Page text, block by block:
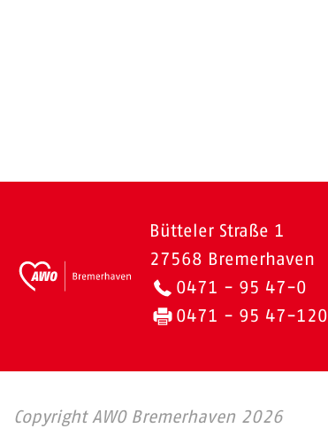
Bütteler Straße 1
27568 Bremerhaven
0471 - 95 47-0
0471 - 95 47-120
Copyright AWO Bremerhaven 2026